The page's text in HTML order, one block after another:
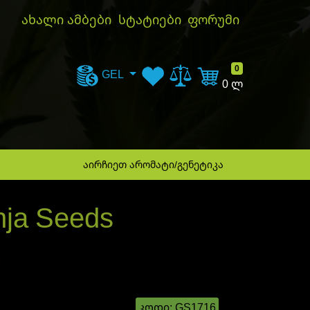
ახალი ამბები სტატიები ფორუმი
GEL
კალათა
0
0 ლ
აირჩიეთ არომატი/გენეტიკა
Seeds